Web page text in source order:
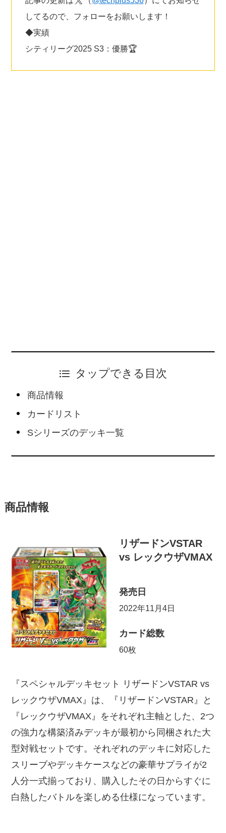
してるので、フォローをお願いします！
◆実績
シティリーグ2025 S3：優勝🏆
タップできる目次
商品情報
カードリスト
Sシリーズのデッキ一覧
商品情報
リザードンVSTAR
vs レックウザVMAX
発売日
2022年11月4日
カード総数
60枚
『スペシャルデッキセット リザードンVSTAR vs
レックウザVMAX』は、『リザードンVSTAR』と
『レックウザVMAX』をそれぞれ主軸とした、2つ
の強力な構築済みデッキが最初から同梱された大
型対戦セットです。それぞれのデッキに対応した
スリーブやデッキケースなどの豪華サプライが2
人分一式揃っており、購入したその日からすぐに
白熱したバトルを楽しめる仕様になっています。